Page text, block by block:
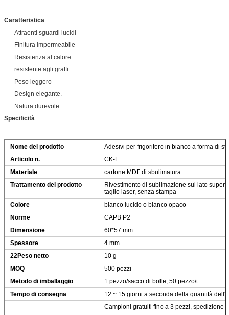
Caratteristica
Attraenti sguardi lucidi
Finitura impermeabile
Resistenza al calore
resistente agli graffi
Peso leggero
Design elegante.
Natura durevole
Specificità
Nome del prodotto
Adesivi per frigorifero in bianco a forma di
Articolo n.
CK-F
Materiale
cartone MDF di sbulimatura
Trattamento del prodotto
Rivestimento di sublimazione sul lato
taglio laser, senza stampa
Colore
bianco lucido o bianco opaco
Norme
CAPB P2
Dimensione
60*57 mm
Spessore
4 mm
22Peso netto
10 g
MOQ
500 pezzi
Metodo di imballaggio
1 pezzo/sacco di bolle, 50 pezzo/t
Tempo di consegna
12 ~ 15 giorni a seconda della quantità
Campioni gratuiti fino a 3 pezzi, spedizione